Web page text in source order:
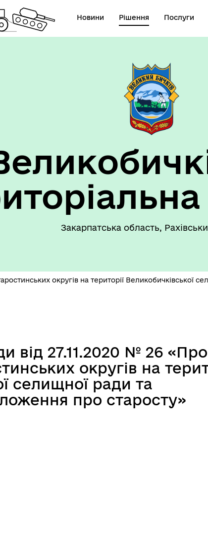
Новини Рішення Послуги
установ Великобичківської ТГ
Закарпатська область,
округів на території Великобичківської
від 27.11.2020 № 26 «Про
округів на
селищної ради та
про старосту»